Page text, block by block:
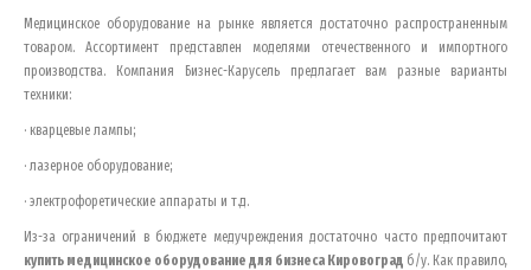
Медицинское оборудование на рынке является достаточно распространенным
товаром. Ассортимент представлен моделями отечественного и импортного
производства. Компания Бизнес-Карусель предлагает вам разные варианты
техники:
· кварцевые лампы;
· лазерное оборудование;
· электрофоретические аппараты и т.д.
Из-за ограничений в бюджете медучреждения достаточно часто предпочитают
купить медицинское оборудование для бизнеса Кировоград б/у. Как правило,